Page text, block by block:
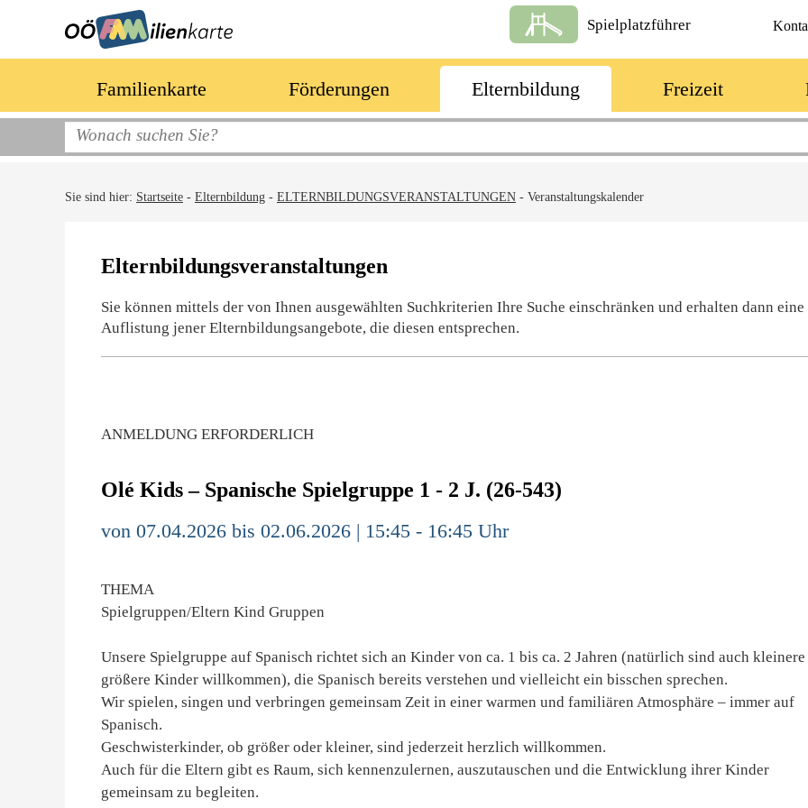
Spielplatzführer
Familienkarte Förderungen Elternbildung Freizeit
Sie sind hier: Startseite - Elternbildung - ELTERNBILDUNGSVERANSTALTUNGEN - Veranstaltungskalender
Elternbildungsveranstaltungen
Sie können mittels der von Ihnen ausgewählten Suchkriterien Ihre Suche einschränken und erhalten dann eine
Auflistung jener Elternbildungsangebote, die diesen entsprechen.
ANMELDUNG ERFORDERLICH
Olé Kids – Spanische Spielgruppe 1 - 2 J. (26-543)
von 07.04.2026 bis 02.06.2026 | 15:45 - 16:45 Uhr
THEMA
Spielgruppen/Eltern Kind Gruppen
Unsere Spielgruppe auf Spanisch richtet sich an Kinder von ca. 1 bis ca. 2 Jahren (natürlich sind auch
größere Kinder willkommen), die Spanisch bereits verstehen und vielleicht ein bisschen sprechen.
Wir spielen, singen und verbringen gemeinsam Zeit in einer warmen und familiären Atmosphäre – immer auf
Spanisch.
Geschwisterkinder, ob größer oder kleiner, sind jederzeit herzlich willkommen.
Auch für die Eltern gibt es Raum, sich kennenzulernen, auszutauschen und die Entwicklung ihrer Kinder
gemeinsam zu begleiten.